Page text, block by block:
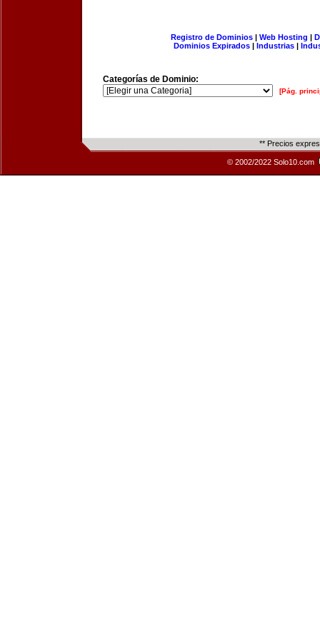
Registro de Dominios| Web Hosting |
Dominios Expirados | Industrias |
Categorías de Dominio:
[Pág.
** Precios
© 2002/2022 Solo10.com